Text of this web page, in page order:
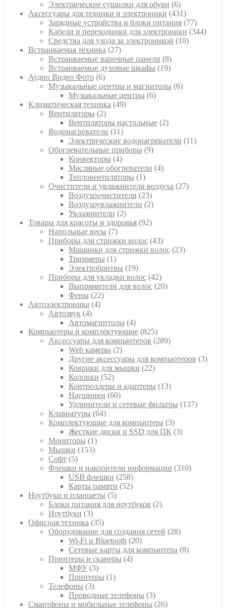
товаров
Электрические сушилки для обуви 66
товаров
Аксессуары для техники и электроники 431431
товар
Зарядные устройства и блоки питания 7777
товаров
Кабели и переходники для электроники 344344
Средства для ухода за электроникой 1010
Встраиваемая техника 2727
товаров
Встраиваемые варочные панели 88
товаров
Встраиваемые духовые шкафы 1919
Аудио Видео Фото 66
товаров
Музыкальные центры и магнитолы 66
Музыкальные центры 66
Климатическая техника 4949
Вентиляторы 22
товара
Вентиляторы настольные 22
Водонагреватели 1111
товаров
Электрические водонагреватели 1111
Обогревательные приборы 99
Конвекторы 44
товара
Масляные обогреватели 44
Тепловентиляторы 11
товар
Очистители и увлажнители воздуха 2727
Воздухоочистители 2323
товара
Воздухоувлажнители 22
Увлажнители 22
товара
Товары для красоты и здоровья 9292
Напольные весы 77
товаров
Приборы для стрижки волос 4343
товара
Машинки для стрижки волос 2323
Триммеры 11
товар
Электробритвы 1919
товаров
Приборы для укладки волос 4242
товара
Выпрямители для волос 2020
Фены 2222
Автоэлектроника 44
Автозвук 44
товара
Автомагнитолы 44
товара
Компьютеры и комплектующие 825825
товаров
Аксессуары для компьютеров 289289
Web камеры 22
товара
Другие аксессуары для компьютеров 33
Коврики для мышки 2222
Колонки 5252
товара
Контроллеры и адаптеры 1313
Наушники 6060
товаров
Удлинители и сетевые фильтры 137137
Клавиатуры 6464
товара
Комплектующие для компьютера 33
товара
Жесткие диски и SSD для ПК 33
Мониторы 11
товар
Мышки 153153
Софт 55
товаров
Флешки и накопители информации 310310
USB флешки 258258
товаров
Карты памяти 5252
Ноутбуки и планшеты 55
товаров
Блоки питания для ноутбуков 22
Ноутбуки 33
товара
Офисная техника 3535
товаров
Оборудование для создания сетей 2828
Wi-Fi и Bluetooth 2020
товаров
Сетевые карты для компьютера 88
Принтеры и сканеры 44
МФУ 33
товара
Принтеры 11
Телефоны 33
товара
Проводные телефоны 33
товара
Смартфоны и мобильные телефоны 2626